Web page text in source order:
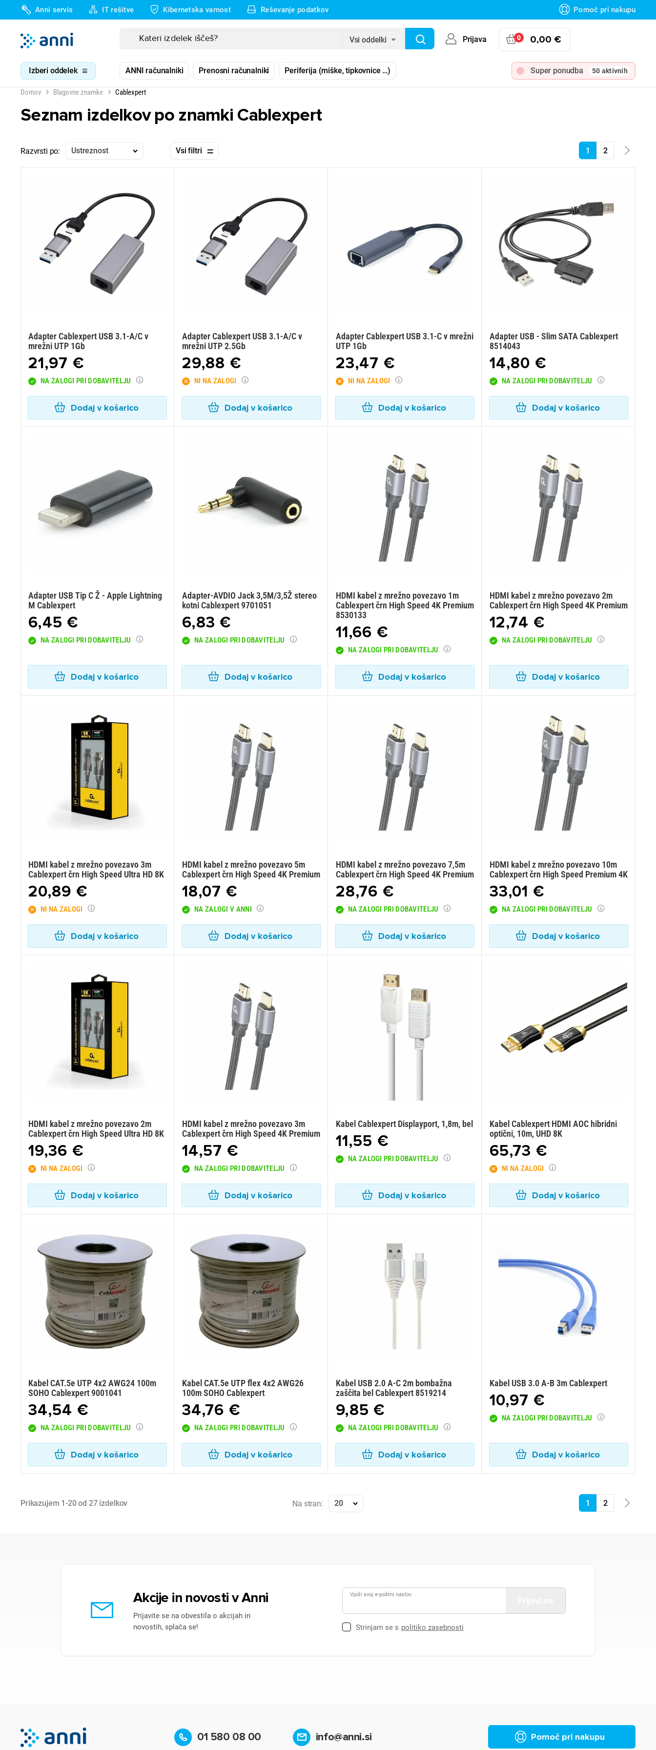
Anni servis IT rešitve Kibernetska varnost Reševanje podatkov Pomoč pri nakupu
Vsi oddelki Prijava 0 0,00 €
Izberi oddelek ANNI računalniki Prenosni računalniki Periferija (miške, tipkovnice …) Super ponudba 50 aktivnih
Domov Blagovne znamke Cablexpert
Seznam izdelkov po znamki Cablexpert
Razvrsti po: Ustreznost Vsi filtri 1 2
Adapter Cablexpert USB 3.1-A/C v
mrežni UTP 1Gb
21,97 €
NA ZALOGI PRI DOBAVITELJU
Dodaj v košarico
Adapter Cablexpert USB 3.1-A/C v
mrežni UTP 2.5Gb
29,88 €
NI NA ZALOGI
Dodaj v košarico
Adapter Cablexpert USB 3.1-C v mrežni
UTP 1Gb
23,47 €
NI NA ZALOGI
Dodaj v košarico
Adapter USB - Slim SATA Cablexpert
8514043
14,80 €
NA ZALOGI PRI DOBAVITELJU
Dodaj v košarico
Adapter USB Tip C Ž - Apple Lightning
M Cablexpert
6,45 €
NA ZALOGI PRI DOBAVITELJU
Dodaj v košarico
Adapter-AVDIO Jack 3,5M/3,5Ž stereo
kotni Cablexpert 9701051
6,83 €
NA ZALOGI PRI DOBAVITELJU
Dodaj v košarico
HDMI kabel z mrežno povezavo 1m
Cablexpert črn High Speed 4K Premium
8530133
11,66 €
NA ZALOGI PRI DOBAVITELJU
Dodaj v košarico
HDMI kabel z mrežno povezavo 2m
Cablexpert črn High Speed 4K Premium
12,74 €
NA ZALOGI PRI DOBAVITELJU
Dodaj v košarico
HDMI kabel z mrežno povezavo 3m
Cablexpert črn High Speed Ultra HD 8K
20,89 €
NI NA ZALOGI
Dodaj v košarico
HDMI kabel z mrežno povezavo 5m
Cablexpert črn High Speed 4K Premium
18,07 €
NA ZALOGI V ANNI
Dodaj v košarico
HDMI kabel z mrežno povezavo 7,5m
Cablexpert črn High Speed 4K Premium
28,76 €
NA ZALOGI PRI DOBAVITELJU
Dodaj v košarico
HDMI kabel z mrežno povezavo 10m
Cablexpert črn High Speed Premium 4K
33,01 €
NA ZALOGI PRI DOBAVITELJU
Dodaj v košarico
HDMI kabel z mrežno povezavo 2m
Cablexpert črn High Speed Ultra HD 8K
19,36 €
NI NA ZALOGI
Dodaj v košarico
HDMI kabel z mrežno povezavo 3m
Cablexpert črn High Speed 4K Premium
14,57 €
NA ZALOGI PRI DOBAVITELJU
Dodaj v košarico
Kabel Cablexpert Displayport, 1,8m, bel
11,55 €
NA ZALOGI PRI DOBAVITELJU
Dodaj v košarico
Kabel Cablexpert HDMI AOC hibridni
optični, 10m, UHD 8K
65,73 €
NI NA ZALOGI
Dodaj v košarico
Kabel CAT.5e UTP 4x2 AWG24 100m
SOHO Cablexpert 9001041
34,54 €
NA ZALOGI PRI DOBAVITELJU
Dodaj v košarico
Kabel CAT.5e UTP flex 4x2 AWG26
100m SOHO Cablexpert
34,76 €
NA ZALOGI PRI DOBAVITELJU
Dodaj v košarico
Kabel USB 2.0 A-C 2m bombažna
zaščita bel Cablexpert 8519214
9,85 €
NA ZALOGI PRI DOBAVITELJU
Dodaj v košarico
Kabel USB 3.0 A-B 3m Cablexpert
10,97 €
NA ZALOGI PRI DOBAVITELJU
Dodaj v košarico
Prikazujem 1-20 od 27 izdelkov Na stran: 20 1 2
Akcije in novosti v Anni
Prijavite se na obvestila o akcijah in
novostih, splača se!
Vpiši svoj e-poštni naslov
Strinjam se s politiko zasebnosti
01 580 08 00 info@anni.si Pomoč pri nakupu
Prijava
Za dodajanje na seznam želja morate biti prijavljeni.
Prekliči